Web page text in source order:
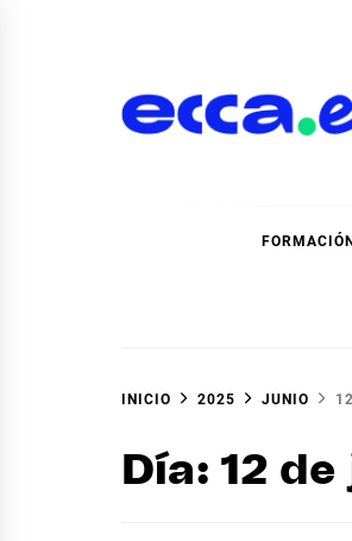
INICIO 2025 JUNIO 12
Día: 12